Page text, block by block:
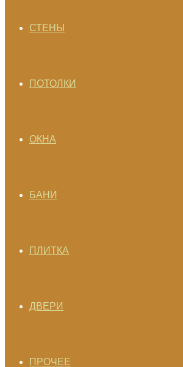
СТЕНЫ
ПОТОЛКИ
ОКНА
БАНИ
ПЛИТКА
ДВЕРИ
ПРОЧЕЕ